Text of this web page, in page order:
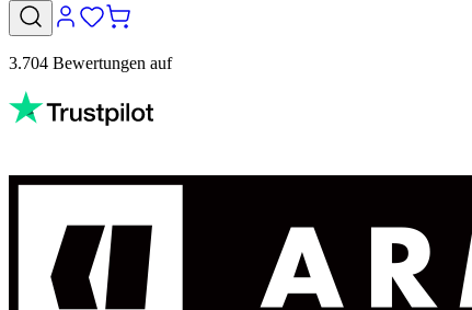
3.704 Bewertungen auf